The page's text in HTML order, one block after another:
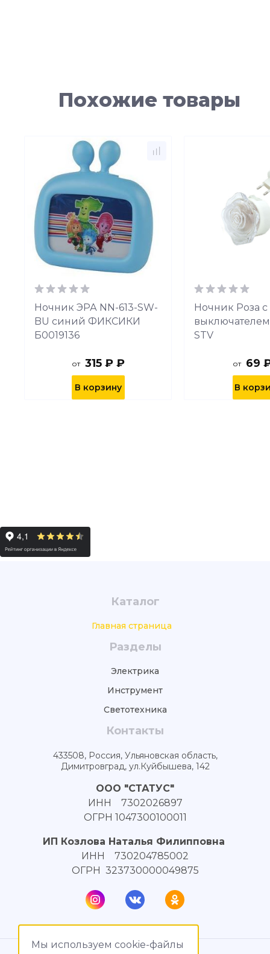
Мы используем cookie-файлы
Похожие товары
Ночник ЭРА NN-613-SW-
BU синий ФИКСИКИ
Б0019136
от 315 ₽ ₽
В корзину
Ночник Роза с
STV
от 69
В
Каталог
Главная страница
Разделы
Электрика
Инструмент
Светотехника
Контакты
433508, Россия, Ульяновская область,
Димитровград, ул.Куйбышева, 142
ООО "СТАТУС"
ИНН 7302026897
ОГРН 1047300100011
ИП Козлова Наталья Филипповна
ИНН 730204785002
ОГРН 323730000049875